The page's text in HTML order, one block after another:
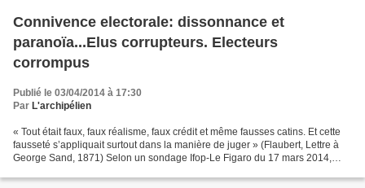
Connivence electorale: dissonnance et
paranoïa...Elus corrupteurs. Electeurs
corrompus
Publié le 03/04/2014 à 17:30
Par L'archipélien
« Tout était faux, faux réalisme, faux crédit et même fausses catins. Et cette
fausseté s’appliquait surtout dans la manière de juger » (Flaubert, Lettre à
George Sand, 1871) Selon un sondage Ifop-Le Figaro du 17 mars 2014,